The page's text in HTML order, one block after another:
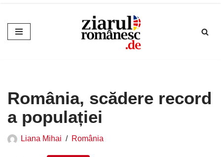
Sari
la
România, scădere record
a populației
Liana Mihai România